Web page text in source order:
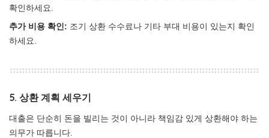
확인하세요.
추가 비용 확인: 조기 상환 수수료나 기타 부대 비용이 있는지 확인
하세요.
5. 상환 계획 세우기
대출은 단순히 돈을 빌리는 것이 아니라 책임감 있게 상환해야 하는
의무가 따릅니다.